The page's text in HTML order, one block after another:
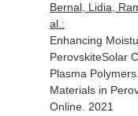
Bernal, Lidia,
al.:
Enhancing
PerovskiteSolar
Plasma
Materials in
Online. 2021